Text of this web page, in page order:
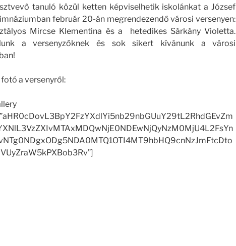
tanuló közül ketten képviselhetik iskolánkat a József
február 20-án megrendezendő városi versenyen:
Mircse Klementina és a hetedikes Sárkány Violetta.
a versenyzőknek és sok sikert kívánunk a városi
fotó a versenyről: